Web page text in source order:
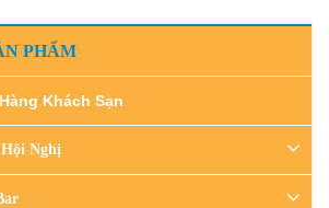
PHẨM
Khách Sạn
Nghị